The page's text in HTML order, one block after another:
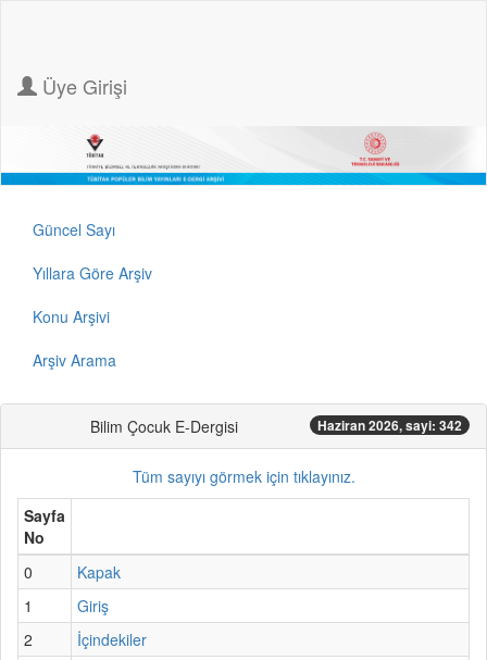
Üye Girişi
Güncel Sayı
Yıllara Göre Arşiv
Konu Arşivi
Arşiv Arama
Bilim Çocuk E-Dergisi Haziran 2026, sayi: 342
Tüm sayıyı görmek için tıklayınız.
Sayfa
No
0
Kapak
1
Giriş
2
İçindekiler